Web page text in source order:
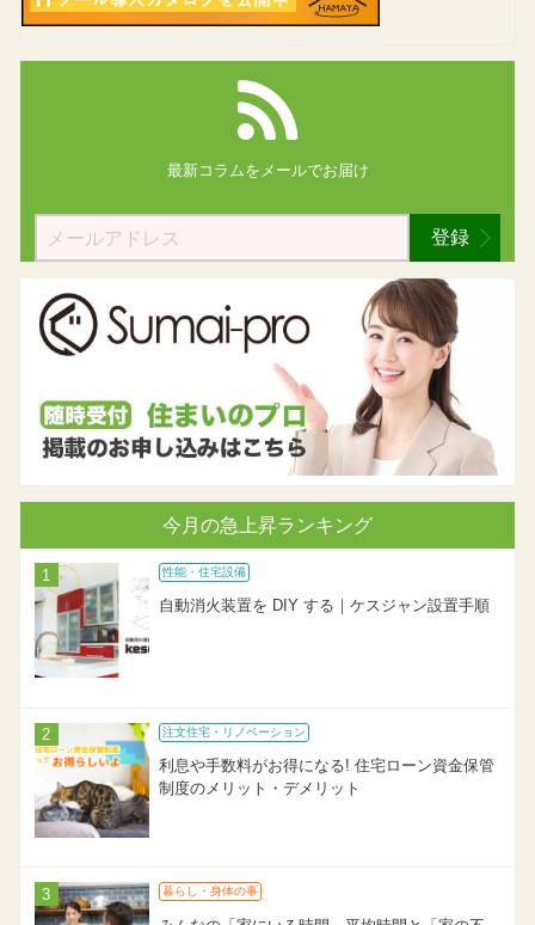
最新コラムを メールでお届け
登録
今月の急上昇ランキング
性能・住宅設備
自動消火装置を DIY する｜ケスジャン設置手順
注文住宅・リノベーション
利息や手数料がお得になる! 住宅ローン資金保管
制度のメリット・デメリット
暮らし・身体の事